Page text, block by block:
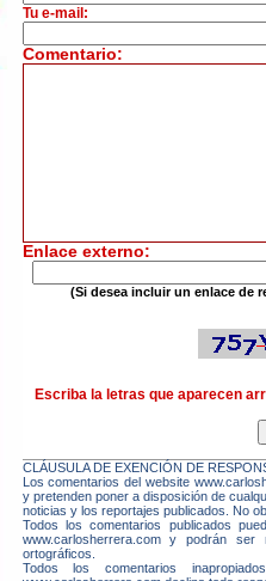
Tu e-mail:
Comentario:
Enlace externo:
(Si desea incluir un enlace de
Escriba la letras que aparecen
CLÁUSULA DE EXENCIÓN DE
Los comentarios del website
y pretenden poner a disposición de
noticias y los reportajes publicados. No
Todos los comentarios publicados
www.carlosherrera.com y podrán
ortográficos.
Todos los comentarios